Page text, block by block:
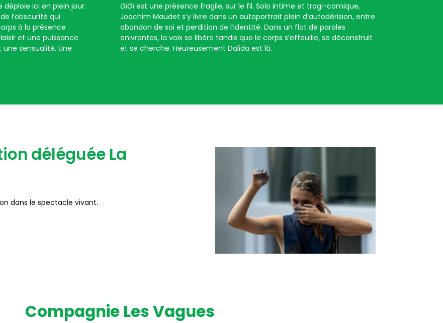
déploie ici en plein jour.
l’obscurité qui
à la présence
et une puissance
sensualité. Une
GIGIest une présence fragile, sur le fil. Solo intime et tragi-comique,
Joachim Maudet s’y livre dans un autoportrait plein d’autodérision, entre
abandon de soi et perdition de l’identité. Dans un flot de paroles
enivrantes, la voix se libère tandis que le corps s’effeuille, se déconstruit
et se cherche. Heureusement Dalida est là.
déléguée La
dans le spectacle vivant.
Compagnie Les Vagues